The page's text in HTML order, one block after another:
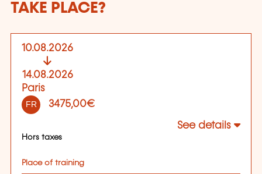
TAKE PLACE?
10.08.2026
14.08.2026
Paris
FR 3475,00€
See details
Hors taxes
Place of training